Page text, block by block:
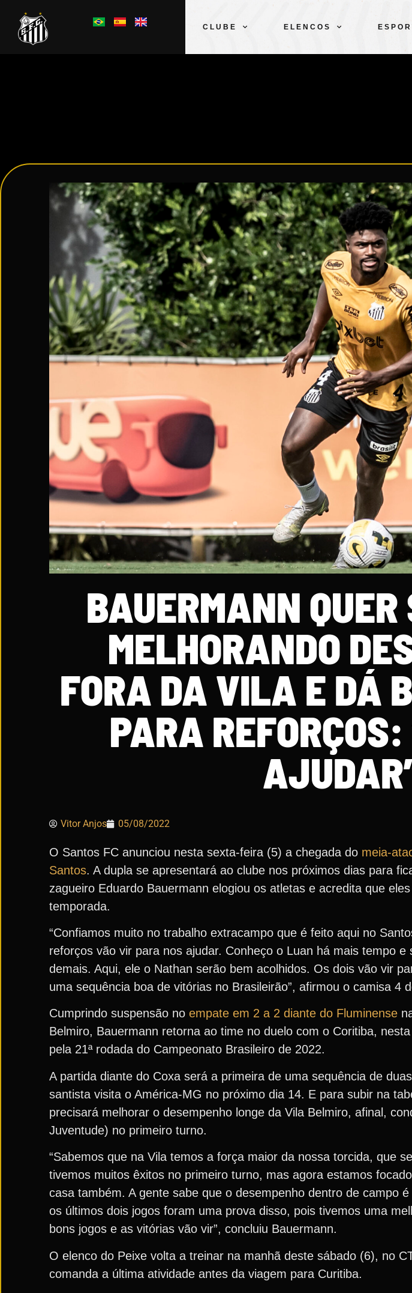
CLUBE ELENCOS
BAUERMANN
MELHORANDO
FORA DA VILA E DÁ
PARA
Vitor Anjos 05/08/2022
O Santos FC anunciou nesta sexta-feira (5) a chegada do meia-
Santos. A dupla se apresentará ao clube nos próximos dias para
zagueiro Eduardo Bauermann elogiou os atletas e acredita que
temporada.
“Confiamos muito no trabalho extracampo que é feito aqui no
reforços vão vir para nos ajudar. Conheço o Luan há mais tempo
demais. Aqui, ele o Nathan serão bem acolhidos. Os dois vão vir
uma sequência boa de vitórias no Brasileirão”, afirmou o camisa 4
Cumprindo suspensão no empate em 2 a 2 diante do Fluminense
Belmiro, Bauermann retorna ao time no duelo com o Coritiba,
pela 21ª rodada do Campeonato Brasileiro de 2022.
A partida diante do Coxa será a primeira de uma sequência de
santista visita o América-MG no próximo dia 14. E para subir na
precisará melhorar o desempenho longe da Vila Belmiro, afinal,
Juventude) no primeiro turno.
“Sabemos que na Vila temos a força maior da nossa torcida, que
tivemos muitos êxitos no primeiro turno, mas agora estamos
casa também. A gente sabe que o desempenho dentro de campo
os últimos dois jogos foram uma prova disso, pois tivemos uma
bons jogos e as vitórias vão vir”, concluiu Bauermann.
O elenco do Peixe volta a treinar na manhã deste sábado (6), no
comanda a última atividade antes da viagem para Curitiba.